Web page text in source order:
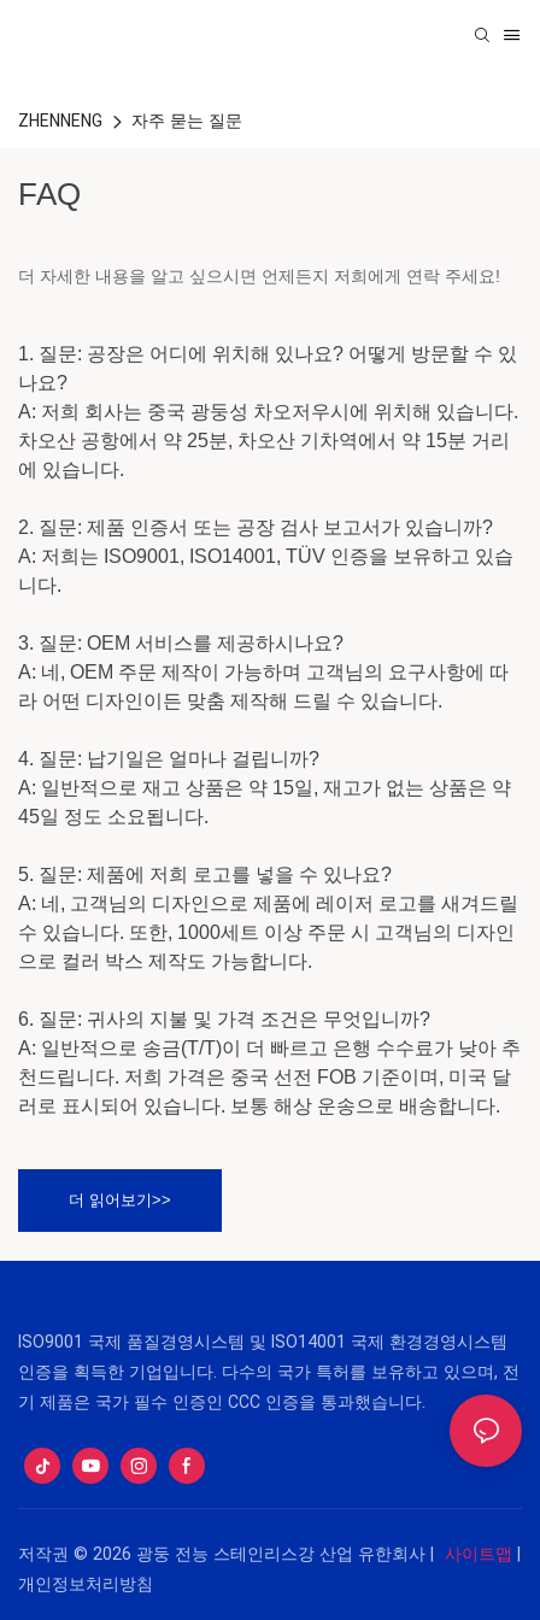
ZHENNENG 자주 묻는 질문
FAQ
더 자세한 내용을 알고 싶으시면 언제든지 저희에게 연락 주세요!
1. 질문: 공장은 어디에 위치해 있나요? 어떻게 방문할 수 있
나요?
A: 저희 회사는 중국 광둥성 차오저우시에 위치해 있습니다.
차오산 공항에서 약 25분, 차오산 기차역에서 약 15분 거리
에 있습니다.
2. 질문: 제품 인증서 또는 공장 검사 보고서가 있습니까?
A: 저희는 ISO9001, ISO14001, TÜV 인증을 보유하고 있습
니다.
3. 질문: OEM 서비스를 제공하시나요?
A: 네, OEM 주문 제작이 가능하며 고객님의 요구사항에 따
라 어떤 디자인이든 맞춤 제작해 드릴 수 있습니다.
4. 질문: 납기일은 얼마나 걸립니까?
A: 일반적으로 재고 상품은 약 15일, 재고가 없는 상품은 약
45일 정도 소요됩니다.
5. 질문: 제품에 저희 로고를 넣을 수 있나요?
A: 네, 고객님의 디자인으로 제품에 레이저 로고를 새겨드릴
수 있습니다. 또한, 1000세트 이상 주문 시 고객님의 디자인
으로 컬러 박스 제작도 가능합니다.
6. 질문: 귀사의 지불 및 가격 조건은 무엇입니까?
A: 일반적으로 송금(T/T)이 더 빠르고 은행 수수료가 낮아 추
천드립니다. 저희 가격은 중국 선전 FOB 기준이며, 미국 달
러로 표시되어 있습니다. 보통 해상 운송으로 배송합니다.
더 읽어보기>>
ISO9001 국제 품질경영시스템 및 ISO14001 국제 환경경영시스템
인증을 획득한 기업입니다. 다수의 국가 특허를 보유하고 있으며, 전
기 제품은 국가 필수 인증인 CCC 인증을 통과했습니다.
저작권 © 2026 광둥 전능 스테인리스강 산업 유한회사 | 사이트맵 |
개인정보처리방침